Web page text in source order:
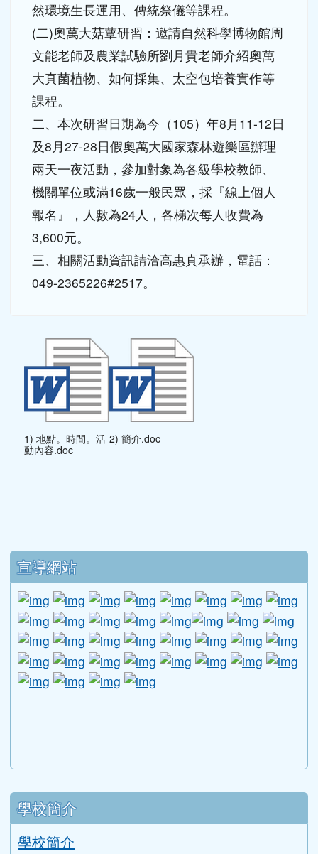
然環境生長運用、傳統祭儀等課程。
(二)奧萬大菇蕈研習：邀請自然科學博物館周
文能老師及農業試驗所劉月貴老師介紹奧萬
大真菌植物、如何採集、太空包培養實作等
課程。
二、本次研習日期為今（105）年8月11-12日
及8月27-28日假奧萬大國家森林遊樂區辦理
兩天一夜活動，參加對象為各級學校教師、
機關單位或滿16歲一般民眾，採『線上個人
報名』，人數為24人，各梯次每人收費為
3,600元。
三、相關活動資訊請洽高惠真承辦，電話：
049-2365226#2517。
1) 地點。時間。活
動內容.doc
2) 簡介.doc
下中區域內容
宣導網站
link to http://www.guide.edu.tw/
link to http://www.csptc.gov.tw/ \
link to http://enc.moe.edu.tw/ \
link to https://link to https://link to https://
link to
link to http://edufund.cyut.edu.tw \
link to http://link to https://www.ptskids.tw/ \
link to http://
link to http://link to http://
link to
link to http://1950.tycg.gov.tw/ \
link to http://www.e-quit.org/ \
link to http://www.hpa.gov.tw/
link to http://link to http://goo.gl/
link to http://
link to
link to http://www.2017twccprcescr.tw/
link to http://http://ifi.immigration.gov.tw/
link to https://i.win.org.tw/iWIN/
link to https://
link to http://link to https://
link to https://
link to
link to
link to https://dep.mohw.gov.tw/DOMHAOH/lp-3560-
link to https://dep.mohw.gov.tw/DOMHAOH/cp-
link to http://sgcc.tyc.edu.tw/tycsgcc/ \
link to =\ https://learning.swcb.gov.tw/
link to http://
左邊區域內容
學校簡介
學校簡介